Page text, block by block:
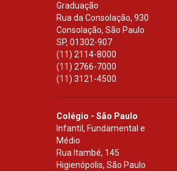
Graduação
Rua da Consolação, 930
Consolação, São Paulo
SP, 01302-907
(11) 2114-8000
(11) 2766-7000
(11) 3121-4500
Colégio - São Paulo
Infantil, Fundamental e
Médio
Rua Itambé, 145
Higienópolis, São Paulo